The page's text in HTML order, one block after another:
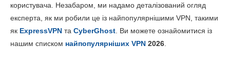
Надійність та підтримка 4.8
користувача. Незабаром, ми надамо деталізований огляд
експерта, як ми робили це із найпопулярнішими VPN, такими
як ExpressVPN та CyberGhost. Ви можете ознайомитися із
нашим списком найпопулярніших VPN 2026.